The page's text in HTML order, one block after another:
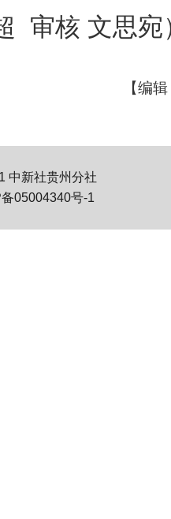
审核 文思宛
【编
中新社贵州分社
05004340号-1